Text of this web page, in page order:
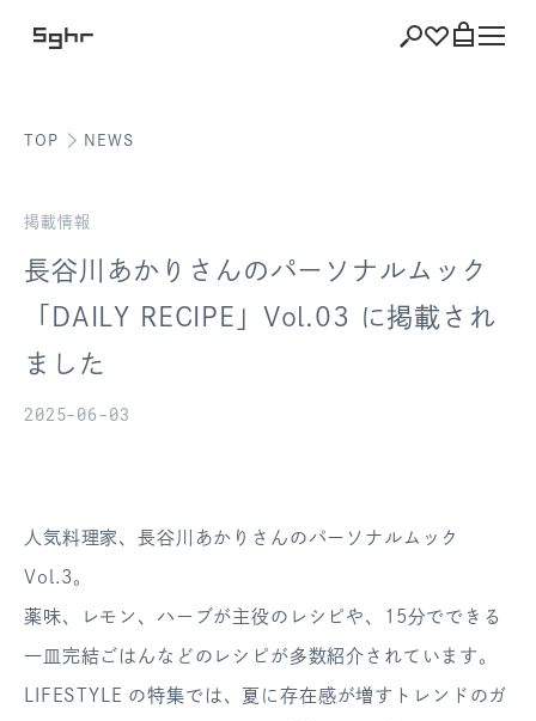
ショッピング
注文履歴
TOP NEWS
掲載情報
長谷川あかりさんのパーソナルムック
「DAILY RECIPE」Vol.03 に掲載され
ました
2025-06-03
人気料理家、長谷川あかりさんのパーソナルムック
Vol.3。
薬味、レモン、ハーブが主役のレシピや、15分でできる
一皿完結ごはんなどのレシピが多数紹介されています。
LIFESTYLE の特集では、夏に存在感が増すトレンドのガ